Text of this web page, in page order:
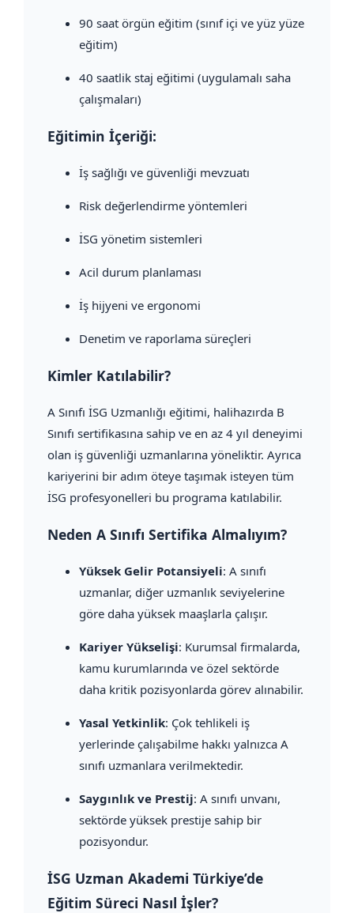
90 saat örgün eğitim (sınıf içi ve yüz yüze
eğitim)
40 saatlik staj eğitimi (uygulamalı saha
çalışmaları)
Eğitimin İçeriği:
İş sağlığı ve güvenliği mevzuatı
Risk değerlendirme yöntemleri
İSG yönetim sistemleri
Acil durum planlaması
İş hijyeni ve ergonomi
Denetim ve raporlama süreçleri
Kimler Katılabilir?
A Sınıfı İSG Uzmanlığı eğitimi, halihazırda B
Sınıfı sertifikasına sahip ve en az 4 yıl deneyimi
olan iş güvenliği uzmanlarına yöneliktir. Ayrıca
kariyerini bir adım öteye taşımak isteyen tüm
İSG profesyonelleri bu programa katılabilir.
Neden A Sınıfı Sertifika Almalıyım?
Yüksek Gelir Potansiyeli: A sınıfı
uzmanlar, diğer uzmanlık seviyelerine
göre daha yüksek maaşlarla çalışır.
Kariyer Yükselişi: Kurumsal firmalarda,
kamu kurumlarında ve özel sektörde
daha kritik pozisyonlarda görev alınabilir.
Yasal Yetkinlik: Çok tehlikeli iş
yerlerinde çalışabilme hakkı yalnızca A
sınıfı uzmanlara verilmektedir.
Saygınlık ve Prestij: A sınıfı unvanı,
sektörde yüksek prestije sahip bir
pozisyondur.
İSG Uzman Akademi Türkiye’de
Eğitim Süreci Nasıl İşler?